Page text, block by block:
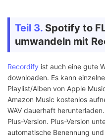
Teil 3. Spotify to
umwandeln mit
Recordify ist auch eine gute
downloaden. Es kann
Playlist/Alben von Apple
Amazon Music kostenlos
WAV dauerhaft
Plus-Version. Plus-Version
automatische Benennung